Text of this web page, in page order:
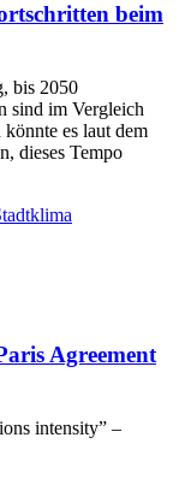
beim
bis 2050
sind im Vergleich
es laut dem
dieses Tempo
Agreement
intensity” –